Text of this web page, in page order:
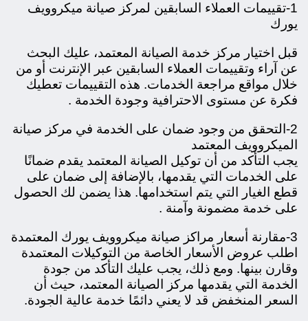
1-تقييمات العملاء السابقين لمركز صيانة ميكروويف
يورك
قبل اختيار مركز خدمة الصيانة المعتمد، عليك البحث
عن آراء وتقييمات العملاء السابقين عبر الإنترنت أو من
خلال مواقع مراجعة الخدمات. هذه التقييمات تعطيك
فكرة عن مستوى الاحترافية وجودة الخدمة .
2-التحقق من وجود ضمان على الخدمة في مركز صيانة
الميكروويف المعتمد
يجب التأكد من أن توكيل الصيانة المعتمد يقدم ضمانًا
على الخدمات التي يقدمها، بالإضافة إلى ضمان على
قطع الغيار التي يتم استخدامها. هذا يضمن لك الحصول
على خدمة مضمونة وآمنة .
3-مقارنة أسعار مراكز صيانة ميكروويف يورك المعتمدة
اطلب عروض الأسعار الخاصة من التوكيلات المعتمدة
وقارن بينها. ومع ذلك، يجب عليك التأكد من جودة
الخدمة التي يقدمها مركز الصيانة المعتمد، حيث أن
السعر المنخفض قد لا يعني دائمًا خدمة عالية الجودة.